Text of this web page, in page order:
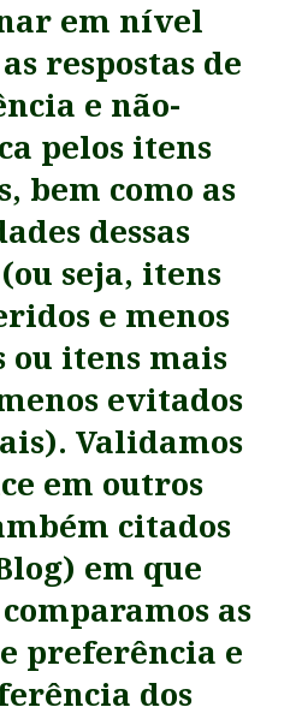
em nível
respostas de
e não-
pelos itens
bem como as
dessas
(ou seja, itens
e menos
itens mais
evitados
Validamos
em outros
citados
em que
as
preferência e
dos